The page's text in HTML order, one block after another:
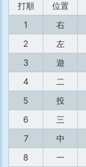
打順
位置
1
右
2
左
3
遊
4
二
5
投
6
三
7
中
8
一